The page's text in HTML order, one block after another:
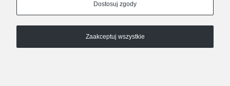
Dostosuj zgody
Zaakceptuj wszystkie